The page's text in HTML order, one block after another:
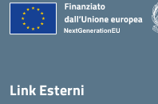
Link Esterni